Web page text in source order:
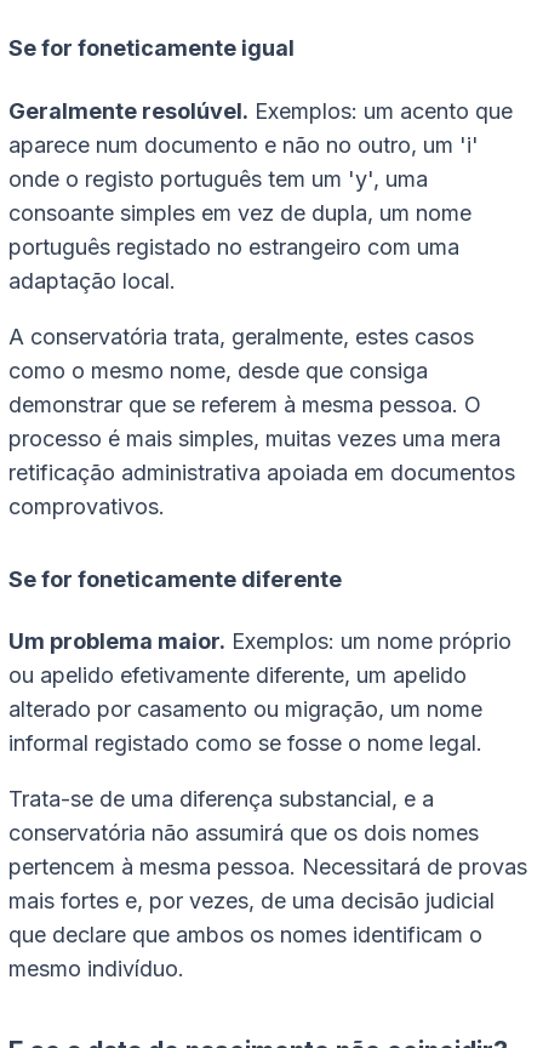
Se for foneticamente igual
Geralmente resolúvel. Exemplos: um acento que
aparece num documento e não no outro, um 'i'
onde o registo português tem um 'y', uma
consoante simples em vez de dupla, um nome
português registado no estrangeiro com uma
adaptação local.
A conservatória trata, geralmente, estes casos
como o mesmo nome, desde que consiga
demonstrar que se referem à mesma pessoa. O
processo é mais simples, muitas vezes uma mera
retificação administrativa apoiada em documentos
comprovativos.
Se for foneticamente diferente
Um problema maior. Exemplos: um nome próprio
ou apelido efetivamente diferente, um apelido
alterado por casamento ou migração, um nome
informal registado como se fosse o nome legal.
Trata-se de uma diferença substancial, e a
conservatória não assumirá que os dois nomes
pertencem à mesma pessoa. Necessitará de provas
mais fortes e, por vezes, de uma decisão judicial
que declare que ambos os nomes identificam o
mesmo indivíduo.